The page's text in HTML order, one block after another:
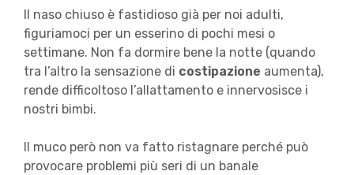
Il naso chiuso è fastidioso già per noi adulti,
figuriamoci per un esserino di pochi mesi o
settimane. Non fa dormire bene la notte (quando
tra l’altro la sensazione di costipazione aumenta),
rende difficoltoso l’allattamento e innervosisce i
nostri bimbi.
Il muco però non va fatto ristagnare perché può
provocare problemi più seri di un banale